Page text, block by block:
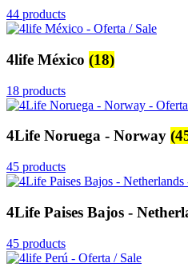
44 products
4life México (18)
18 products
4Life Noruega - Norway
45 products
4Life Paises Bajos -
45 products